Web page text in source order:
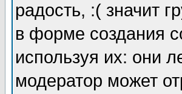
радость, :( значит
в форме создания
используя их: они
модератор может